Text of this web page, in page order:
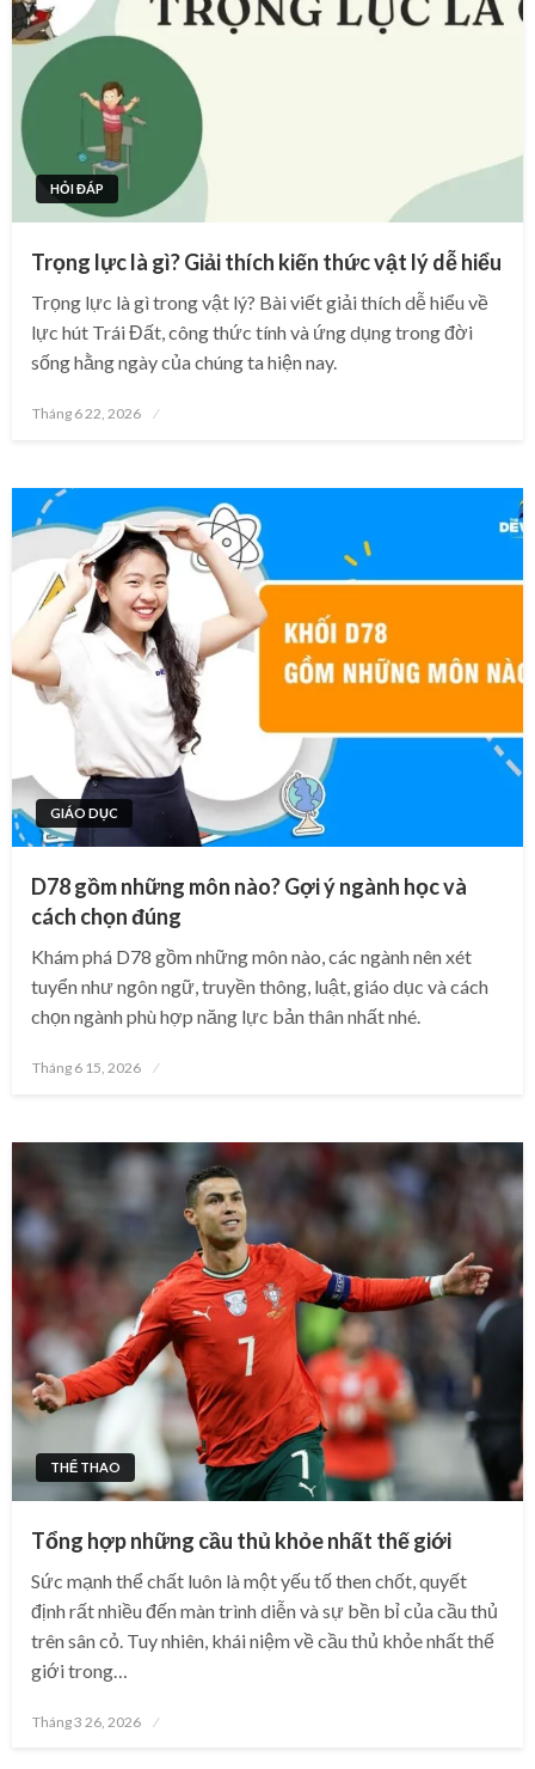
HỎI ĐÁP
Trọng lực là gì? Giải thích kiến thức vật lý dễ hiểu
Trọng lực là gì trong vật lý? Bài viết giải thích dễ hiểu về
lực hút Trái Đất, công thức tính và ứng dụng trong đời
sống hằng ngày của chúng ta hiện nay.
Posted
Tháng 6 22, 2026
GIÁO DỤC
D78 gồm những môn nào? Gợi ý ngành học và
cách chọn đúng
Khám phá D78 gồm những môn nào, các ngành nên xét
tuyển như ngôn ngữ, truyền thông, luật, giáo dục và cách
chọn ngành phù hợp năng lực bản thân nhất nhé.
Posted
Tháng 6 15, 2026
THỂ THAO
Tổng hợp những cầu thủ khỏe nhất thế giới
Sức mạnh thể chất luôn là một yếu tố then chốt, quyết
định rất nhiều đến màn trình diễn và sự bền bỉ của cầu thủ
trên sân cỏ. Tuy nhiên, khái niệm về cầu thủ khỏe nhất thế
giới trong…
Posted
Tháng 3 26, 2026